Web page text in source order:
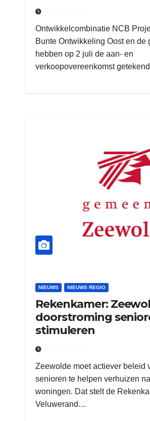
Ontwikkelcombinatie NCB
Bunte Ontwikkeling Oost en de
hebben op 2 juli de aan- en
verkoopovereenkomst
NIEUWS NIEUWS REGIO
Rekenkamer:
doorstroming
stimuleren
Zeewolde moet actiever beleid
senioren te helpen verhuizen
woningen. Dat stelt de
Veluwerand…